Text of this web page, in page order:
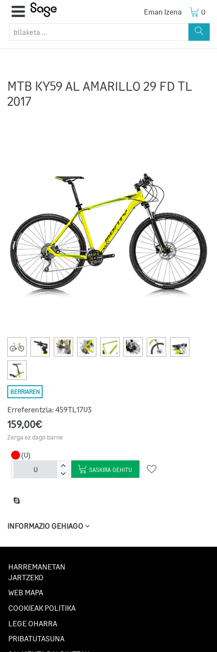
Eman Izena 0
MTB KY59 AL AMARILLO 29 FD TL
2017
BERRIAREN
Erreferentzia: 459TL1703
159,00€
Zerga ez dago barne
(0)
SASKIRA GEHITU
INFORMAZIO GEHIAGO
HARREMANETAN
JARTZEKO
WEB MAPA
COOKIEAK POLITIKA
LEGE OHARRA
PRIBATUTASUNA